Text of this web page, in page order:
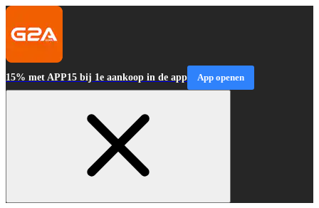
15% met APP15 bij 1e aankoop in de app App openen